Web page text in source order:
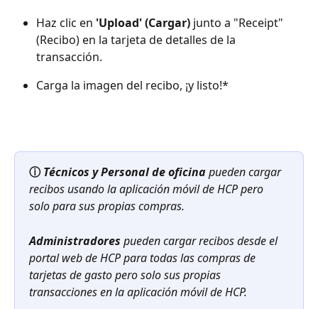
Haz clic en 'Upload' (Cargar) junto a "Receipt"
(Recibo) en la tarjeta de detalles de la
transacción.
Carga la imagen del recibo, ¡y listo!*
ⓘ Técnicos yPersonal de oficina pueden cargar
recibos usando la aplicación móvil de HCP pero
solo para sus propias compras.
Administradores pueden cargar recibos desde el
portal web de HCP para todas las compras de
tarjetas de gasto pero solo sus propias
transacciones en la aplicación móvil de HCP.